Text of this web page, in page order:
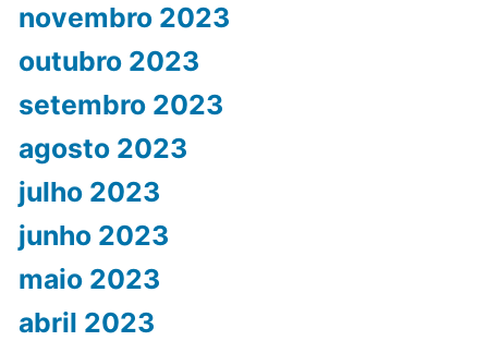
novembro 2023
outubro 2023
setembro 2023
agosto 2023
julho 2023
junho 2023
maio 2023
abril 2023